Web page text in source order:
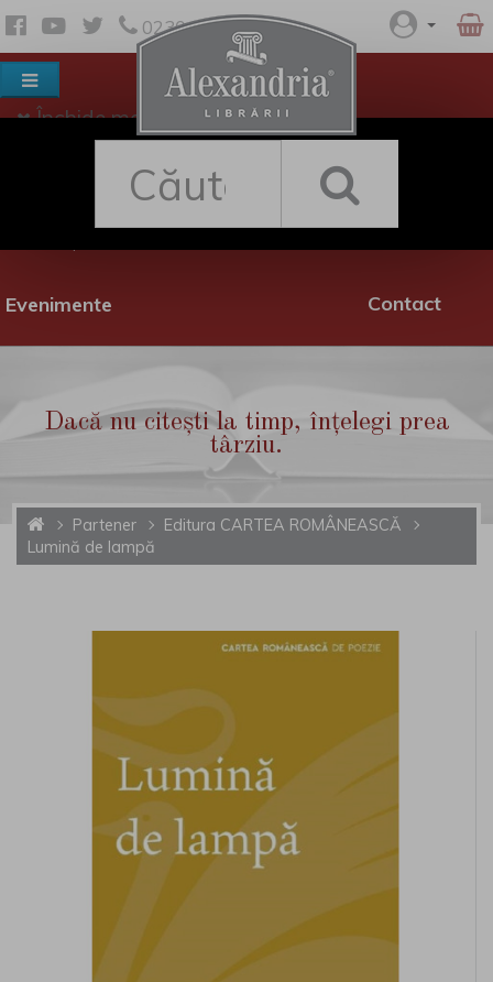
0230 530 342
Închide meniul
Evenimente
Rețea librării
Contact
Dacă nu citești la timp, înțelegi prea
târziu.
Partener
Editura CARTEA ROMÂNEASCĂ
Lumină de lampă